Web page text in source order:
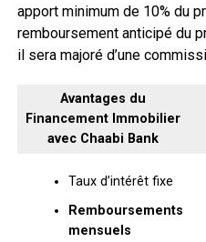
apport minimum de 10% du
remboursement anticipé du
il sera majoré d’une
Avantages du
Financement Immobilier
avec Chaabi Bank
Taux d’intérêt fixe
Remboursements
mensuels